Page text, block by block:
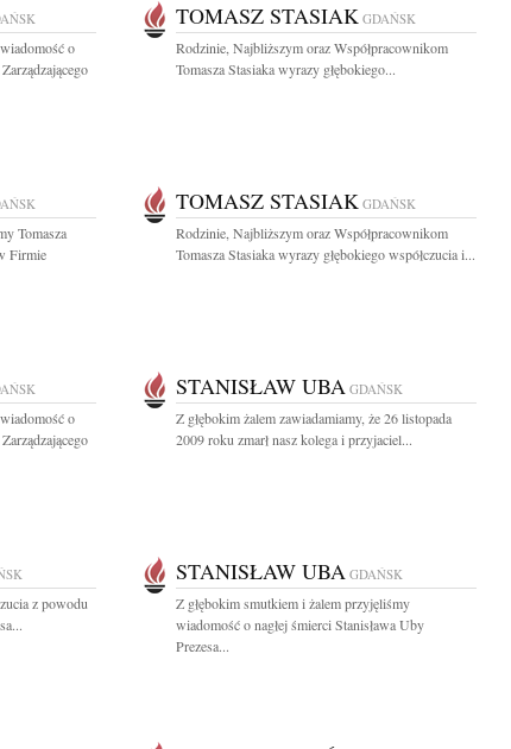
o
TOMASZ STASIAK GDAŃSK
Rodzinie, Najbliższym oraz Współpracownikom
Tomasza Stasiaka wyrazy głębokiego...
Tomasza
Firmie
TOMASZ STASIAK GDAŃSK
Rodzinie, Najbliższym oraz Współpracownikom
Tomasza Stasiaka wyrazy głębokiego współczucia i...
o
STANISŁAW UBA GDAŃSK
Z głębokim żalem zawiadamiamy, że 26 listopada
2009 roku zmarł nasz kolega i przyjaciel...
z powodu
STANISŁAW UBA GDAŃSK
Z głębokim smutkiem i żalem przyjęliśmy
wiadomość o nagłej śmierci Stanisława Uby
Prezesa...